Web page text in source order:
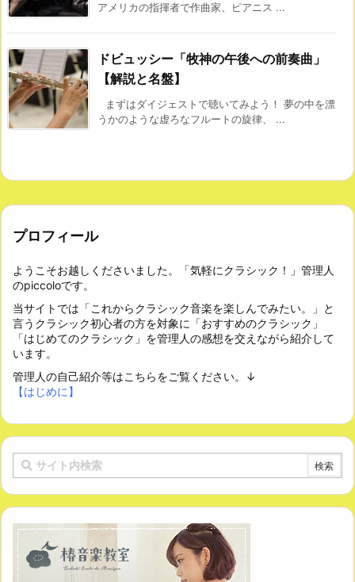
アメリカの指揮者で作曲家、ピアニス ...
ドビュッシー「牧神の午後への前奏曲」
【解説と名盤】
まずはダイジェストで聴いてみよう！ 夢の中を漂
うかのような虚ろなフルートの旋律、 ...
プロフィール
ようこそお越しくださいました。「気軽にクラシック！」管理人
のpiccoloです。
当サイトでは「これからクラシック音楽を楽しんでみたい。」と
言うクラシック初心者の方を対象に「おすすめのクラシック」
「はじめてのクラシック」を管理人の感想を交えながら紹介して
います。
管理人の自己紹介等はこちらをご覧ください。↓
【はじめに】